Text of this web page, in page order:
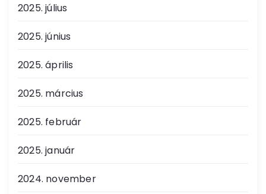
2025. július
2025. június
2025. április
2025. március
2025. február
2025. január
2024. november